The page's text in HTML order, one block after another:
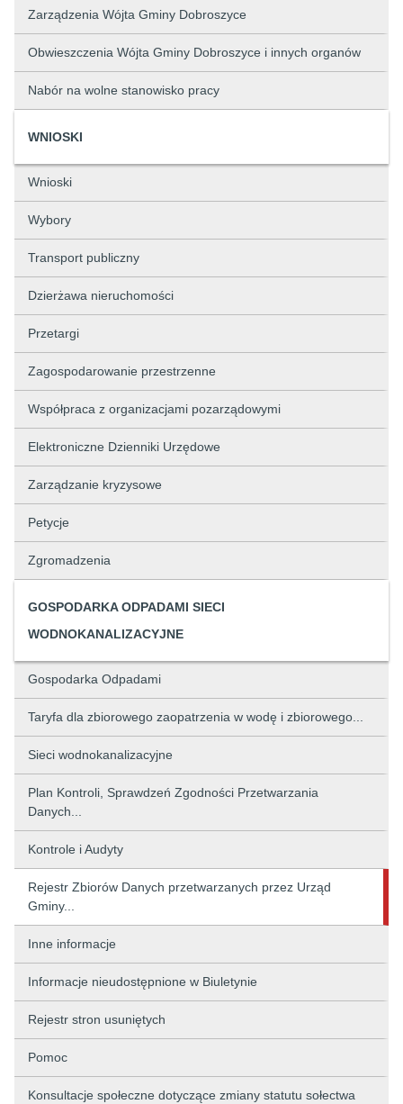
Zarządzenia Wójta Gminy Dobroszyce
Obwieszczenia Wójta Gminy Dobroszyce i innych organów
Nabór na wolne stanowisko pracy
WNIOSKI
Wnioski
Wybory
Transport publiczny
Dzierżawa nieruchomości
Przetargi
Zagospodarowanie przestrzenne
Współpraca z organizacjami pozarządowymi
Elektroniczne Dzienniki Urzędowe
Zarządzanie kryzysowe
Petycje
Zgromadzenia
GOSPODARKA ODPADAMI SIECI
WODNOKANALIZACYJNE
Gospodarka Odpadami
Taryfa dla zbiorowego zaopatrzenia w wodę i zbiorowego...
Sieci wodnokanalizacyjne
Plan Kontroli, Sprawdzeń Zgodności Przetwarzania
Danych...
Kontrole i Audyty
Rejestr Zbiorów Danych przetwarzanych przez Urząd
Gminy...
Inne informacje
Informacje nieudostępnione w Biuletynie
Rejestr stron usuniętych
Pomoc
Konsultacje społeczne dotyczące zmiany statutu sołectwa